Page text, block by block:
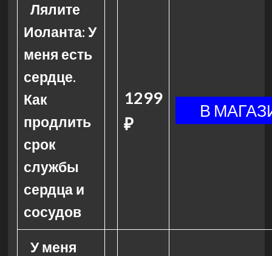
Лялите
Иоланта: У
меня есть
сердце.
Как
продлить
срок
службы
сердца и
сосудов
1299
₽
У меня